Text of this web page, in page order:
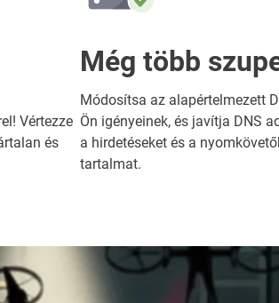
Vértezze
és
Még több
Módosítsa az alapértelmezett
Ön igényeinek, és javítja DNS
a hirdetéseket és a
tartalmat.